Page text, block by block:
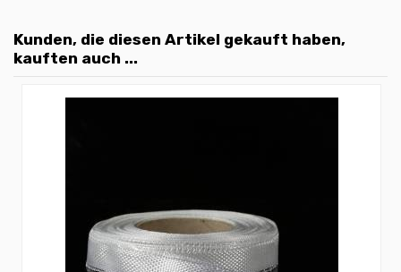
Kunden, die diesen Artikel gekauft haben,
kauften auch ...